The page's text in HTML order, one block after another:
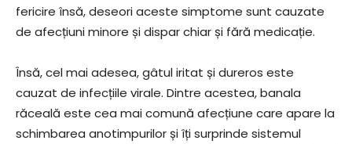
fericire însă, deseori aceste simptome sunt cauzate
de afecțiuni minore și dispar chiar și fără medicație.
Însă, cel mai adesea, gâtul iritat și dureros este
cauzat de infecțiile virale. Dintre acestea, banala
răceală este cea mai comună afecțiune care apare la
schimbarea anotimpurilor și îți surprinde sistemul